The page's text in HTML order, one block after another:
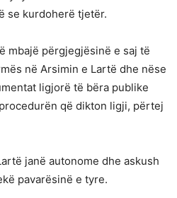
se kurdoherë tjetër.
mbajë përgjegjësinë e saj të
në Arsimin e Lartë dhe nëse
ligjorë të bëra publike
që dikton ligji, përtej
janë autonome dhe askush
pavarësinë e tyre.